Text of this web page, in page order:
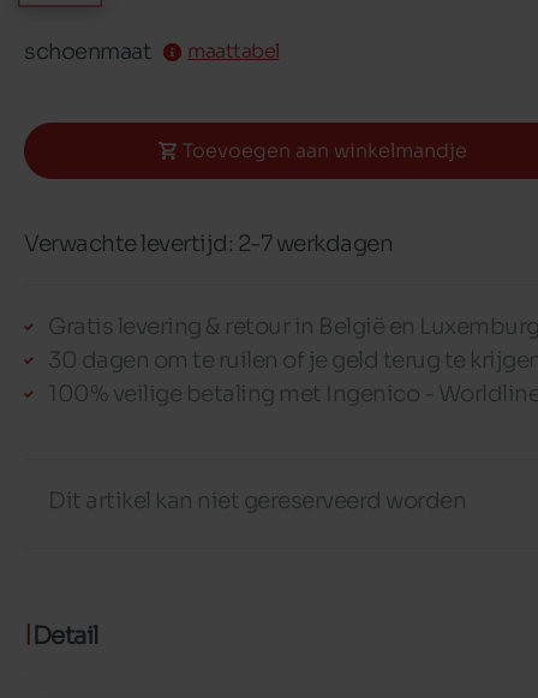
schoenmaat maattabel
Toevoegen aan winkelmandje
Verwachte levertijd: 2-7 werkdagen
Gratis levering & retour in België en
30 dagen om te ruilen of je geld terug te
100% veilige betaling met Ingenico -
Dit artikel kan niet gereserveerd worden
Detail